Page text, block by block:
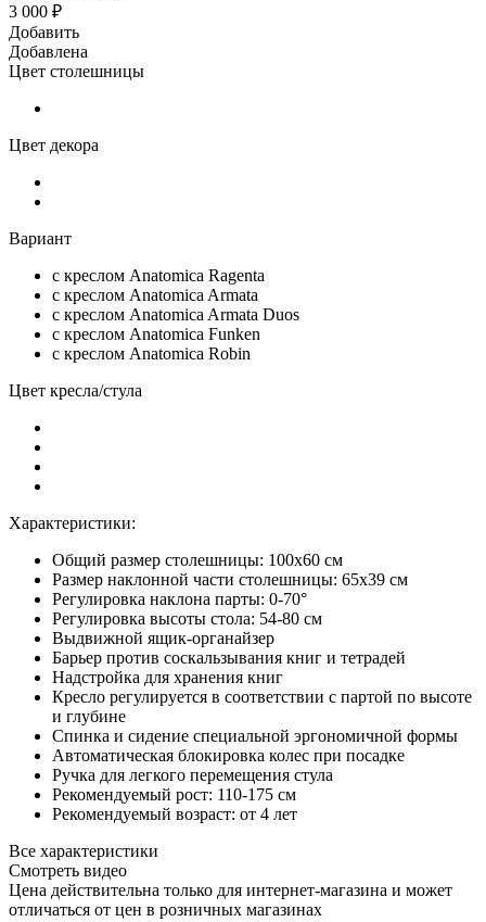
3 000 ₽
Добавить
Добавлена
Цвет столешницы
Цвет декора
Вариант
с креслом Anatomica Ragenta
c креслом Anatomica Armata
c креслом Anatomica Armata Duos
с креслом Anatomica Funken
с креслом Anatomica Robin
Цвет кресла/стула
Характеристики:
Общий размер столешницы: 100x60 см
Размер наклонной части столешницы: 65х39 см
Регулировка наклона парты: 0-70°
Регулировка высоты стола: 54-80 см
Выдвижной ящик-органайзер
Барьер против соскальзывания книг и тетрадей
Надстройка для хранения книг
Кресло регулируется в соответствии с партой по высоте
и глубине
Спинка и сидение специальной эргономичной формы
Автоматическая блокировка колес при посадке
Ручка для легкого перемещения стула
Рекомендуемый рост: 110-175 см
Рекомендуемый возраст: от 4 лет
Все характеристики
Смотреть видео
Цена действительна только для интернет-магазина и может
отличаться от цен в розничных магазинах